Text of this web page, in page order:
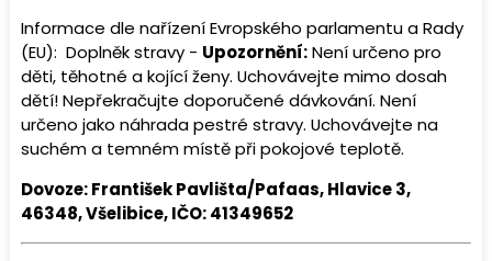
Informace dle nařízení Evropského parlamentu a Rady
(EU): Doplněk stravy - Upozornění:Není určeno pro
děti, těhotné a kojící ženy. Uchovávejte mimo dosah
dětí! Nepřekračujte doporučené dávkování. Není
určeno jako náhrada pestré stravy. Uchovávejte na
suchém a temném místě při pokojové teplotě.
Dovoze: František Pavlišta/Pafaas, Hlavice 3,
46348, Všelibice, IČO: 41349652